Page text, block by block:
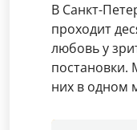
В Санкт-
проходит
любовь у
них в одном